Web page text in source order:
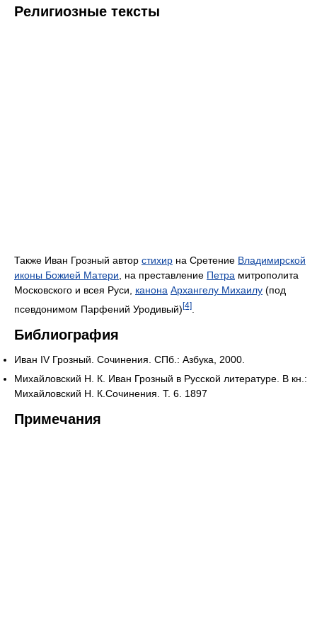
Религиозные тексты
Также Иван Грозный автор стихир на Сретение Владимирской
иконы Божией Матери, на преставление Петра митрополита
Московского и всея Руси, канона Архангелу Михаилу (под
псевдонимом Парфений Уродивый) [4]
Библиография
Иван IV Грозный. Сочинения. СПб.: Азбука, 2000.
Михайловский Н. К. Иван Грозный в Русской литературе. В кн.:
Михайловский Н. К.Сочинения. Т. 6. 1897
Примечания